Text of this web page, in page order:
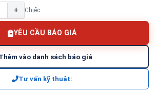
+ Chiếc
YÊU CẦU BÁO GIÁ
vào danh sách báo giá
Tư vấn kỹ thuật: